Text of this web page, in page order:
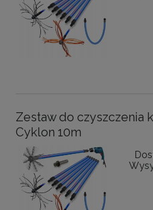
Zestaw do czyszczenia
Cyklon 10m